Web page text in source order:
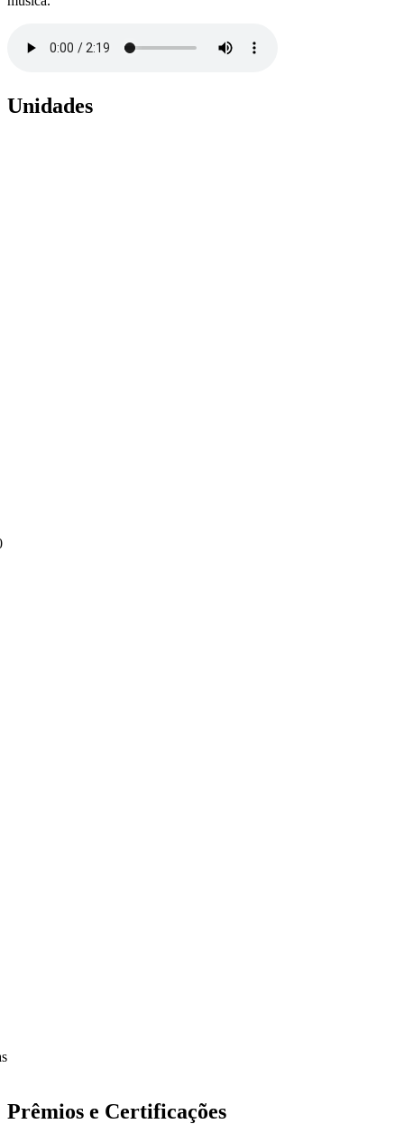
Unidades
Prêmios e Certificações